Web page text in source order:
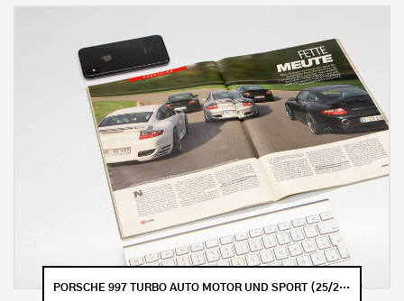
PORSCHE 997 TURBO AUTO MOTOR UND SPORT (25/2006)